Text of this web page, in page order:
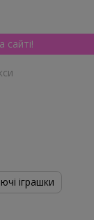
сайті!
іграшки